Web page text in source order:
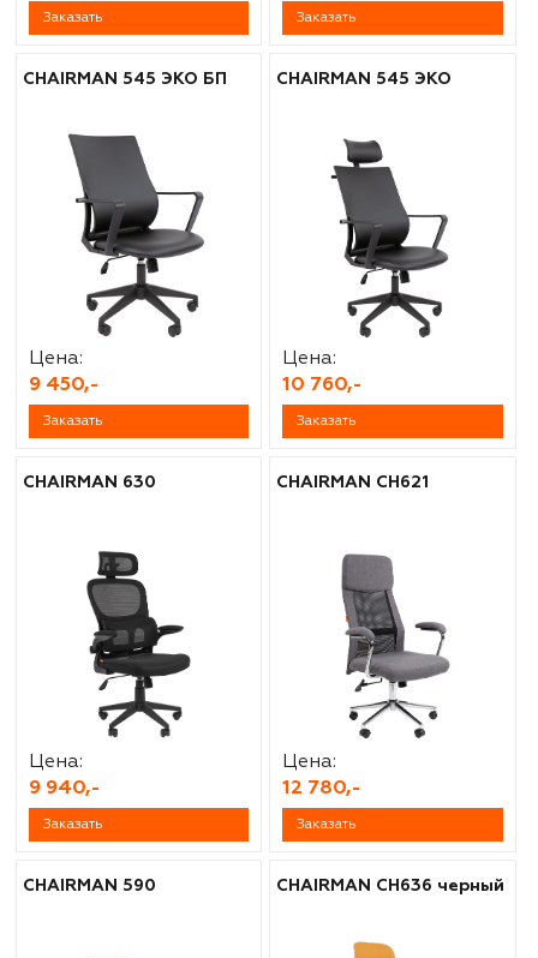
Заказать Заказать
CHAIRMAN 545 ЭКО БП
Цена:
9 450,-
Заказать
CHAIRMAN 545 ЭКО
Цена:
10 760,-
Заказать
CHAIRMAN 630
Цена:
9 940,-
Заказать
CHAIRMAN CH621
Цена:
12 780,-
Заказать
CHAIRMAN 590 CHAIRMAN CH636 черный